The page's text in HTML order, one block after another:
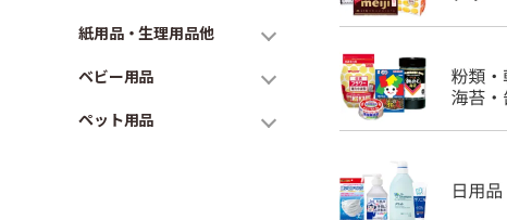
紙用品・生理用品他
ベビー用品
ペット用品